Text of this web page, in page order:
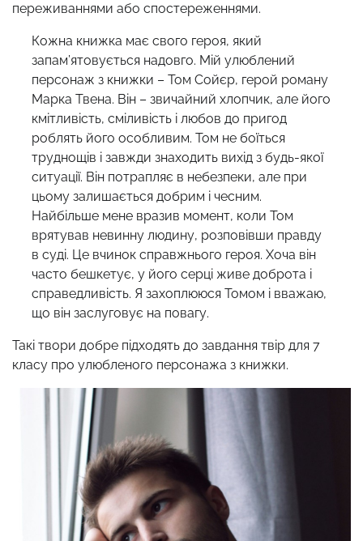
переживаннями або спостереженнями.
Кожна книжка має свого героя, який
запам’ятовується надовго. Мій улюблений
персонаж з книжки – Том Сойєр, герой роману
Марка Твена. Він – звичайний хлопчик, але його
кмітливість, сміливість і любов до пригод
роблять його особливим. Том не боїться
труднощів і завжди знаходить вихід з будь-якої
ситуації. Він потрапляє в небезпеки, але при
цьому залишається добрим і чесним.
Найбільше мене вразив момент, коли Том
врятував невинну людину, розповівши правду
в суді. Це вчинок справжнього героя. Хоча він
часто бешкетує, у його серці живе доброта і
справедливість. Я захоплююся Томом і вважаю,
що він заслуговує на повагу.
Такі твори добре підходять до завдання твір для 7
класу про улюбленого персонажа з книжки.